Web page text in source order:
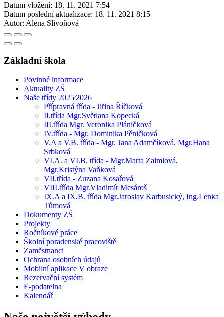
Datum vložení: 18. 11. 2021 7:54
Datum poslední aktualizace: 18. 11. 2021 8:15
Autor: Alena Slivoňová
Základní škola
Povinné informace
Aktuality ZŠ
Naše třídy 2025⁄2026
Přípravná třída - Jiřina Říčková
II.třída Mgr.Světlana Kopecká
III.třída Mgr. Veronika Pláničková
IV.třída - Mgr. Dominika Pěničková
V.A a V.B. třída - Mgr. Jana Adamčíková, Mgr.Hana
Srbková
VI.A. a VI.B. třída - Mgr.Marta Zaimlová,
Mgr.Kristýna Vaňková
VII.třída - Zuzana Kosařová
VIII.třída Mgr.Vladimír Mesároš
IX.A a IX.B. třída Mgr.Jaroslav Karbusický, Ing.Lenka
Tůmová
Dokumenty ZŠ
Projekty
Ročníkové práce
Školní poradenské pracoviště
Zaměstnanci
Ochrana osobních údajů
Mobilní aplikace V obraze
Rezervační systém
E-podatelna
Kalendář